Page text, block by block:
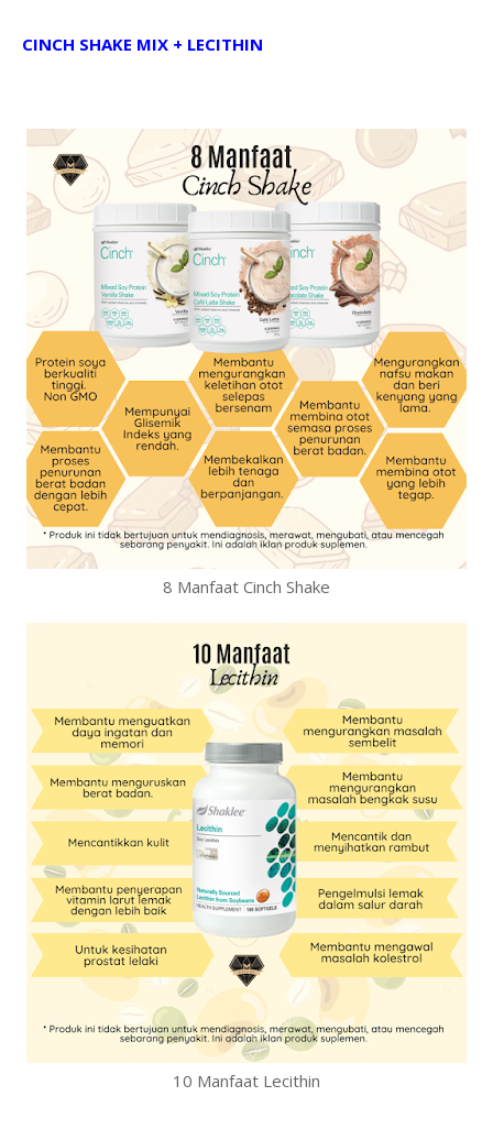
CINCH SHAKE MIX + LECITHIN
8 Manfaat Cinch Shake
10 Manfaat Lecithin